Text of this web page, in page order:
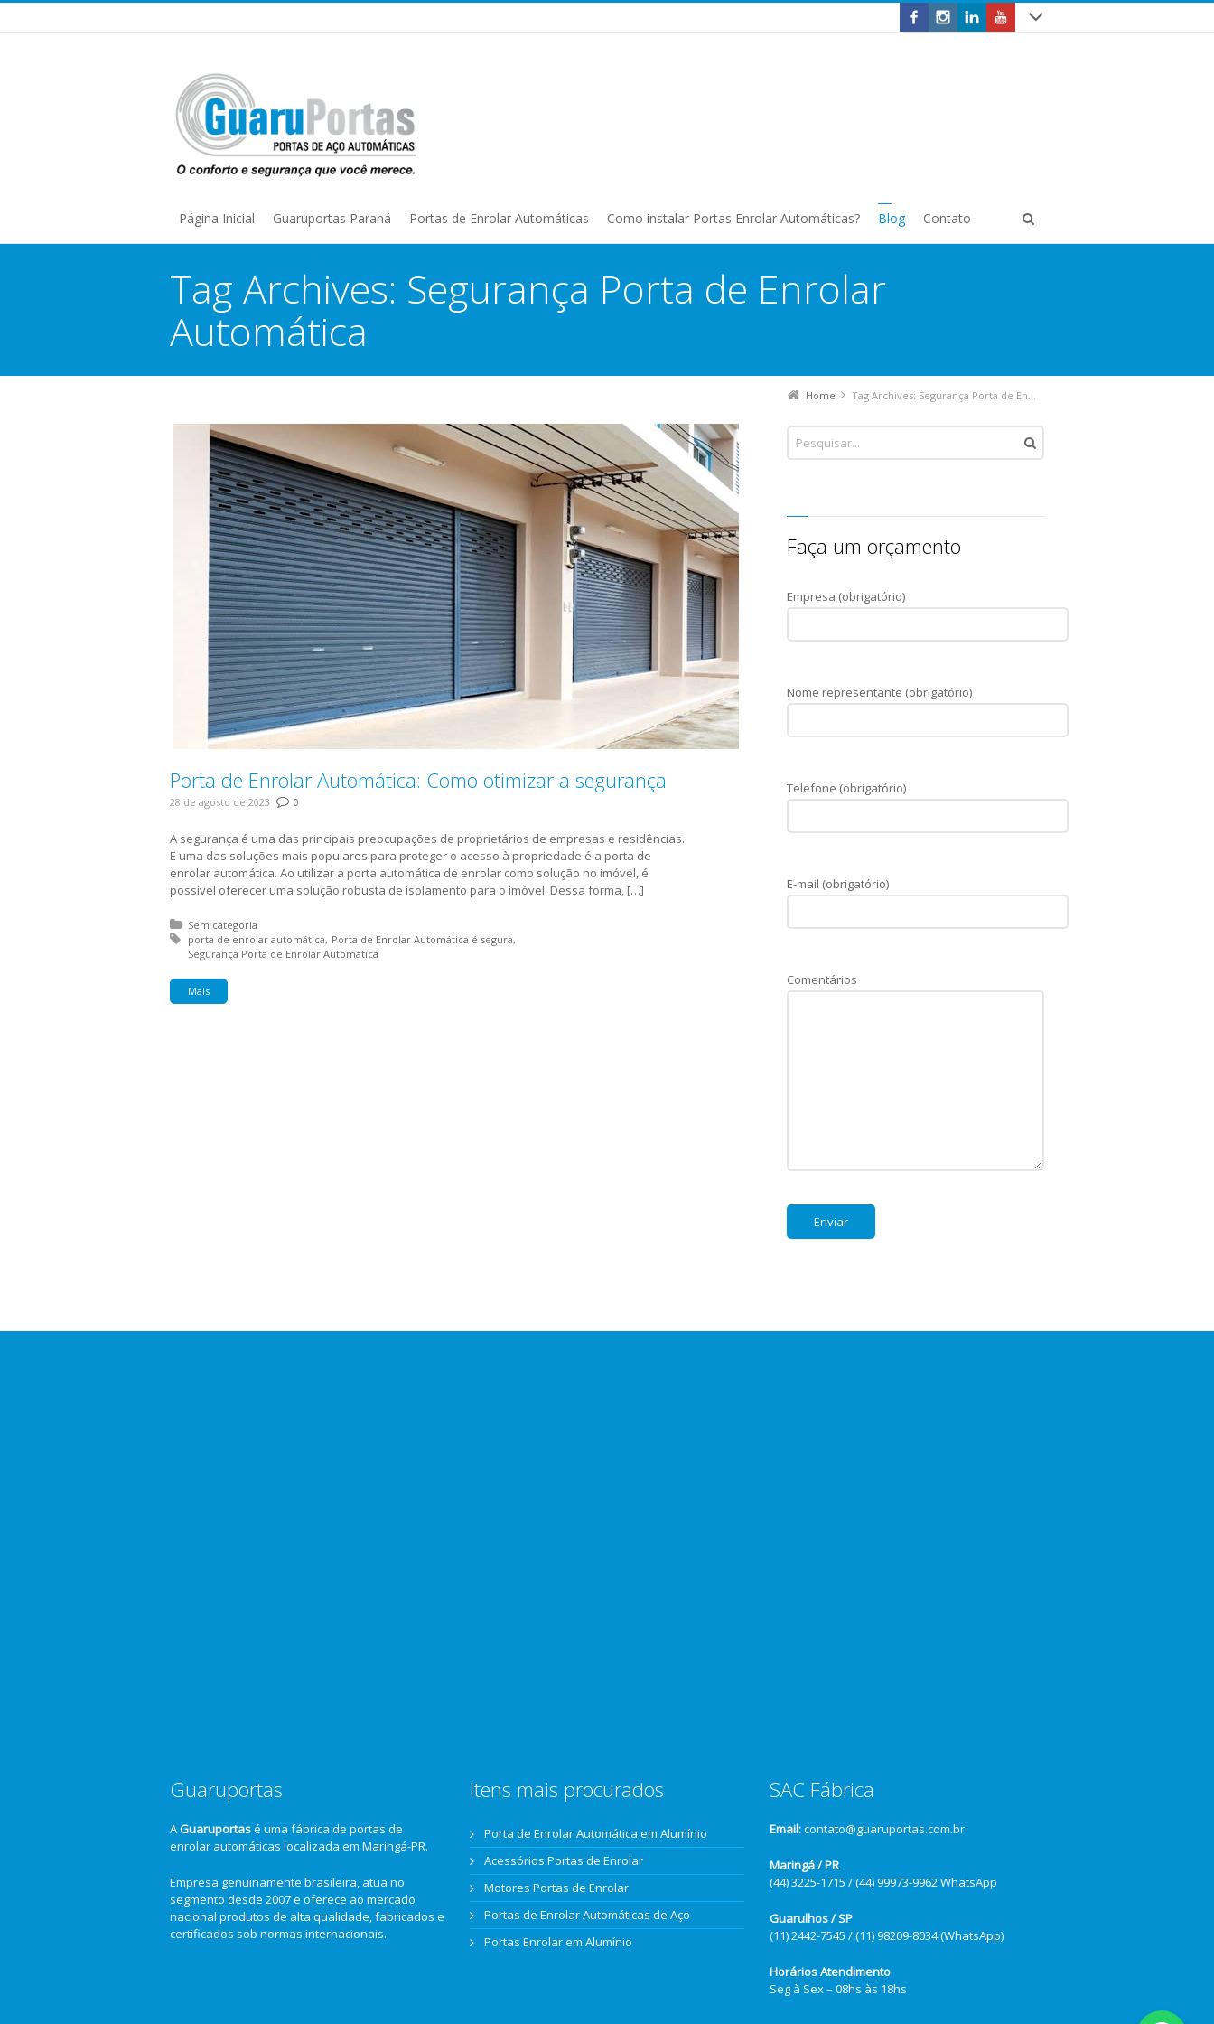
Página Inicial Guaruportas Paraná Portas de Enrolar Automáticas Como instalar Portas Enrolar Automáticas? Blog Contato
Tag Archives: Segurança Porta de Enrolar
Automática
Home Tag Archives: Segurança Porta de Enrolar Automática
Porta de Enrolar Automática: Como otimizar a segurança
28 de agosto de 2023 0
A segurança é uma das principais preocupações de proprietários de empresas e residências.
E uma das soluções mais populares para proteger o acesso à propriedade é a porta de
enrolar automática. Ao utilizar a porta automática de enrolar como solução no imóvel, é
possível oferecer uma solução robusta de isolamento para o imóvel. Dessa forma, […]
Posted in:
Sem categoria
Tagged with:
porta de enrolar automática Porta de Enrolar Automática é segura
Segurança Porta de Enrolar Automática
Mais
Faça um orçamento
Empresa (obrigatório)
Nome representante (obrigatório)
Telefone (obrigatório)
E-mail (obrigatório)
Comentários
Guaruportas
AGuaruportasé uma fábrica de portas de
enrolar automáticas localizada em Maringá-PR.
Empresa genuinamente brasileira, atua no
segmento desde 2007 e oferece ao mercado
nacional produtos de alta qualidade, fabricados e
certificados sob normas internacionais.
Itens mais procurados
Porta de Enrolar Automática em Alumínio
Acessórios Portas de Enrolar
Motores Portas de Enrolar
Portas de Enrolar Automáticas de Aço
Portas Enrolar em Alumínio
SAC Fábrica
Email:contato@guaruportas.com.br
Maringá / PR
(44) 3225-1715 / (44) 99973-9962 WhatsApp
Guarulhos / SP
(11) 2442-7545 / (11) 98209-8034 (WhatsApp)
Horários Atendimento
Seg à Sex – 08hs às 18hs